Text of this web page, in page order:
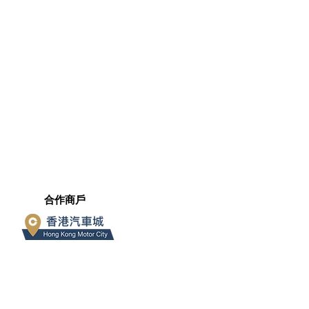
​合作商戶